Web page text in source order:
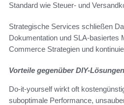
Standard wie Steuer- und
Strategische Services schließen
Dokumentation und SLA-basiertes
Commerce Strategien und
Vorteile gegenüber DIY-Lösungen
Do-it-yourself wirkt oft
suboptimale Performance,